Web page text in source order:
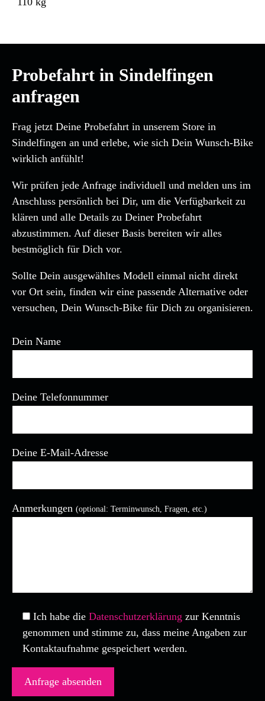
Probefahrt in Sindelfingen
anfragen
Frag jetzt Deine Probefahrt in unserem Store in
Sindelfingen an und erlebe, wie sich Dein Wunsch-Bike
wirklich anfühlt!
Wir prüfen jede Anfrage individuell und melden uns im
Anschluss persönlich bei Dir, um die Verfügbarkeit zu
klären und alle Details zu Deiner Probefahrt
abzustimmen. Auf dieser Basis bereiten wir alles
bestmöglich für Dich vor.
Sollte Dein ausgewähltes Modell einmal nicht direkt
vor Ort sein, finden wir eine passende Alternative oder
versuchen, Dein Wunsch-Bike für Dich zu organisieren.
Dein Name
Deine Telefonnummer
Deine E-Mail-Adresse
Bitte lasse dieses Feld leer.
Anmerkungen (optional: Terminwunsch, Fragen, etc.)
Ich habe die Datenschutzerklärung zur Kenntnis
genommen und stimme zu, dass meine Angaben zur
Kontaktaufnahme gespeichert werden.